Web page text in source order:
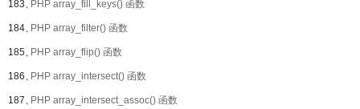
183、PHP array_fill_keys() 函数
184、PHP array_filter() 函数
185、PHP array_flip() 函数
186、PHP array_intersect() 函数
187、PHP array_intersect_assoc() 函数